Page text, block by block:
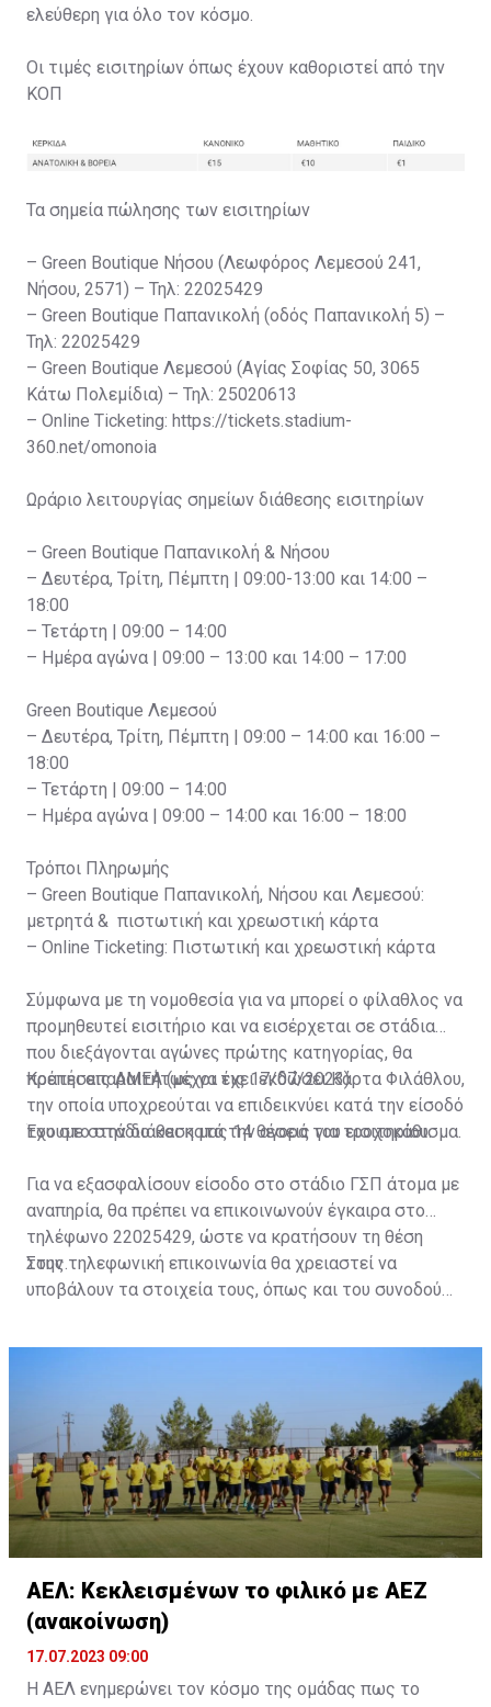
ελεύθερη για όλο τον κόσμο.
Οι τιμές εισιτηρίων όπως έχουν καθοριστεί από την
ΚΟΠ
Τα σημεία πώλησης των εισιτηρίων
– Green Boutique Νήσου (Λεωφόρος Λεμεσού 241,
Νήσου, 2571) – Τηλ: 22025429
– Green Boutique Παπανικολή (οδός Παπανικολή 5) –
Τηλ: 22025429
– Green Boutique Λεμεσού (Αγίας Σοφίας 50, 3065
Κάτω Πολεμίδια) – Τηλ: 25020613
– Online Ticketing: https://tickets.stadium-
360.net/omonoia
Ωράριο λειτουργίας σημείων διάθεσης εισιτηρίων
– Green Boutique Παπανικολή & Νήσου
– Δευτέρα, Τρίτη, Πέμπτη | 09:00-13:00 και 14:00 –
18:00
– Τετάρτη | 09:00 – 14:00
– Ημέρα αγώνα | 09:00 – 13:00 και 14:00 – 17:00
Green Boutique Λεμεσού
– Δευτέρα, Τρίτη, Πέμπτη | 09:00 – 14:00 και 16:00 –
18:00
– Τετάρτη | 09:00 – 14:00
– Ημέρα αγώνα | 09:00 – 14:00 και 16:00 – 18:00
Τρόποι Πληρωμής
– Green Boutique Παπανικολή, Νήσου και Λεμεσού:
μετρητά & πιστωτική και χρεωστική κάρτα
– Online Ticketing: Πιστωτική και χρεωστική κάρτα
Σύμφωνα με τη νομοθεσία για να μπορεί ο φίλαθλος να
προμηθευτεί εισιτήριο και να εισέρχεται σε στάδια
που διεξάγονται αγώνες πρώτης κατηγορίας, θα
πρέπει απαραιτήτως να έχει εκδώσει Κάρτα Φιλάθλου,
την οποία υποχρεούται να επιδεικνύει κατά την είσοδό
του στο στάδιο και κατά την αγορά του εισιτηρίου.
Κρατήσεις ΑΜΕΑ (μέχρι τις 17/07/2023)
Έχουμε στην διάθεση μας 14 θέσεις για τροχοκάθισμα.
Για να εξασφαλίσουν είσοδο στο στάδιο ΓΣΠ άτομα με
αναπηρία, θα πρέπει να επικοινωνούν έγκαιρα στο
τηλέφωνο 22025429, ώστε να κρατήσουν τη θέση
τους.
Στην τηλεφωνική επικοινωνία θα χρειαστεί να
υποβάλουν τα στοιχεία τους, όπως και του συνοδού
ΑΕΛ: Κεκλεισμένων το φιλικό με ΑΕΖ
(ανακοίνωση)
17.07.2023 09:00
Η ΑΕΛ ενημερώνει τον κόσμο της ομάδας πως το